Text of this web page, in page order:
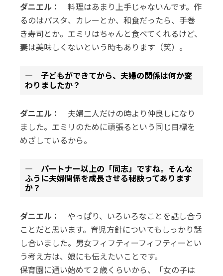
ダニエル：料理はあまり上手じゃないんです。作
るのはパスタ、カレーとか、和食だったら、手巻
き寿司とか。エミリはちゃんと食べてくれるけど、
妻は美味しくないという時もあります（笑）。
― 子どもができてから、夫婦の関係は何か変
わりましたか？
ダニエル： 夫婦二人だけの時より仲良しになり
ました。エミリのために頑張るという同じ目標を
めざしているから。
― パートナー以上の「同志」ですね。そんな
ふうに夫婦関係を成長させる秘訣ってあります
か？
ダニエル：やっぱり、いろいろなことを話し合う
ことだと思います。育児方針についてもしっかり話
し合いました。男女フィフティーフィフティーとい
う考え方は、娘にも伝えたいことです。
保育園に通い始めて２歳くらいから、「女の子は